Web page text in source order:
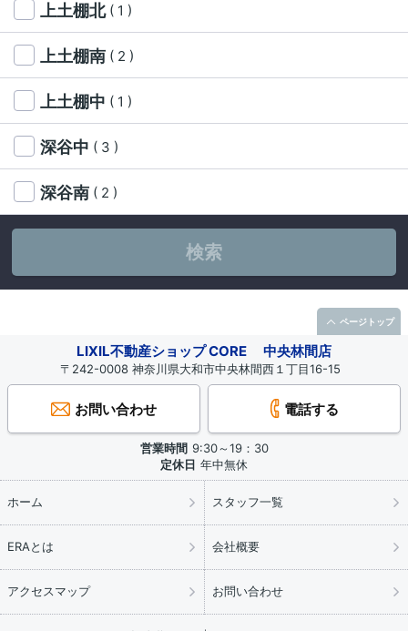
上土棚北 ( 1 )
上土棚南 ( 2 )
上土棚中 ( 1 )
深谷中 ( 3 )
深谷南 ( 2 )
検索
LIXIL不動産ショップ CORE 中央林間店
〒242-0008 神奈川県大和市中央林間西１丁目16-15
お問い合わせ 電話する
営業時間 9:30～19：30
定休日 年中無休
ホーム スタッフ一覧
ERAとは 会社概要
アクセスマップ お問い合わせ
ページトップ